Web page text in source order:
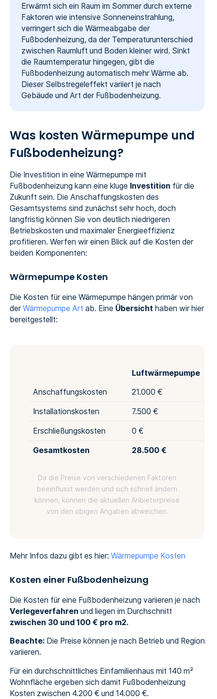
Erwärmt sich ein Raum im Sommer durch externe
Faktoren wie intensive Sonneneinstrahlung,
verringert sich die Wärmeabgabe der
Fußbodenheizung, da der Temperaturunterschied
zwischen Raumluft und Boden kleiner wird. Sinkt
die Raumtemperatur hingegen, gibt die
Fußbodenheizung automatisch mehr Wärme ab.
Dieser Selbstregeleffekt variiert je nach
Gebäude und Art der Fußbodenheizung.
Was kosten Wärmepumpe und
Fußbodenheizung?
Die Investition in eine Wärmepumpe mit
Fußbodenheizung kann eine kluge Investition für die
Zukunft sein. Die Anschaffungskosten des
Gesamtsystems sind zunächst sehr hoch, doch
langfristig können Sie von deutlich niedrigeren
Betriebskosten und maximaler Energieeffizienz
profitieren. Werfen wir einen Blick auf die Kosten der
beiden Komponenten:
Wärmepumpe Kosten
Die Kosten für eine Wärmepumpe hängen primär von
der Wärmepumpe Art ab. Eine Übersicht haben wir hier
bereitgestellt:
Luftwärmepumpe
Anschaffungskosten 21.000 €
Installationskosten 7.500 €
Erschließungskosten 0 €
Gesamtkosten 28.500 €
Da die Preise von verschiedenen Faktoren
beeinflusst werden und sich schnell ändern
können, können die aktuellen Anbieterpreise
von den obigen Angaben abweichen.
Mehr Infos dazu gibt es hier: Wärmepumpe Kosten
Kosten einer Fußbodenheizung
Die Kosten für eine Fußbodenheizung variieren je nach
Verlegeverfahren und liegen im Durchschnitt
zwischen 30 und 100 € pro m2.
Beachte:Die Preise können je nach Betrieb und Region
variieren.
Für ein durchschnittliches Einfamilienhaus mit 140 m²
Wohnfläche ergeben sich damit Fußbodenheizung
Kosten zwischen 4.200 € und 14.000 €.